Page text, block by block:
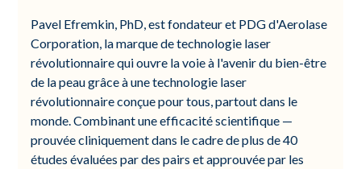
Pavel Efremkin, PhD, est fondateur et PDG d'Aerolase
Corporation, la marque de technologie laser
révolutionnaire qui ouvre la voie à l'avenir du bien-être
de la peau grâce à une technologie laser
révolutionnaire conçue pour tous, partout dans le
monde. Combinant une efficacité scientifique —
prouvée cliniquement dans le cadre de plus de 40
études évaluées par des pairs et approuvée par les